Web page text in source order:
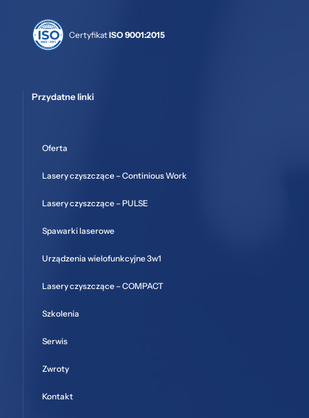
CertyfikatISO 9001:2015
Przydatne linki
Oferta
Lasery czyszczące – Continious Work
Lasery czyszczące – PULSE
Spawarki laserowe
Urządzenia wielofunkcyjne 3w1
Lasery czyszczące – COMPACT
Szkolenia
Serwis
Zwroty
Kontakt